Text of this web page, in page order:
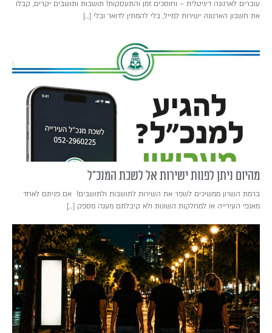
עוברים לארנונה דיגיטלית – וחוסכים זמן והתעסקות! תושבות ותושבים יקרים, קבלו
את חשבון הארנונה ישירות למייל, בלי להמתין לדואר ובלי […]
מהיום ניתן לפנות ישירות אל לשכת המנכ"ל
ברמת השרון ממשיכים לשפר את השירות לתושבות ולתושבים! אם פניתם לאחד
מאגפי העירייה או למחלקות השונות ולא קיבלתם מענה מספק […]